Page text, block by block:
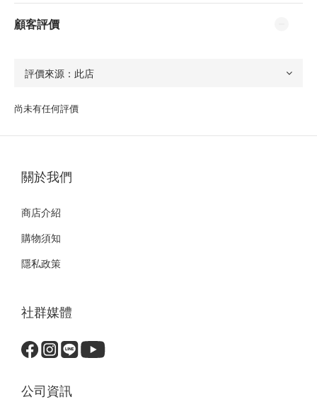
顧客評價
尚未有任何評價
關於我們
商店介紹
購物須知
隱私政策
社群媒體
公司資訊